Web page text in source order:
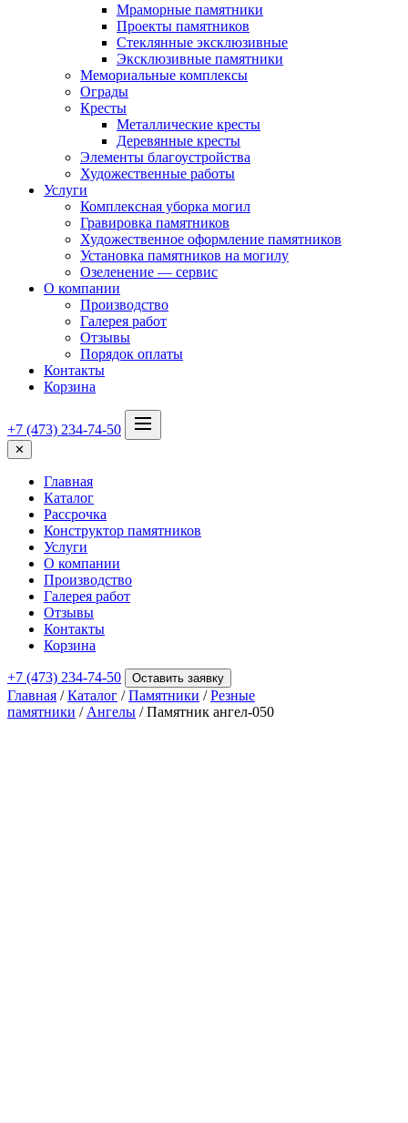
Мраморные памятники
Проекты памятников
Стеклянные эксклюзивные
Эксклюзивные памятники
Мемориальные комплексы
Ограды
Кресты
Металлические кресты
Деревянные кресты
Элементы благоустройства
Художественные работы
Услуги
Комплексная уборка могил
Гравировка памятников
Художественное оформление памятников
Установка памятников на могилу
Озеленение — сервис
О компании
Производство
Галерея работ
Отзывы
Порядок оплаты
Контакты
Корзина
+7 (473) 234-74-50
✕
Главная
Каталог
Рассрочка
Конструктор памятников
Услуги
О компании
Производство
Галерея работ
Отзывы
Контакты
Корзина
+7 (473) 234-74-50 Оставить заявку
Главная /Каталог /Памятники /Резные
памятники / Ангелы / Памятник ангел-050